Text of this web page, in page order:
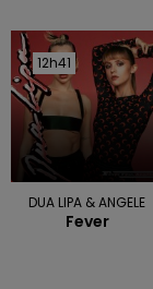
12h41
12h41
DUA LIPA & ANGELE
Fever